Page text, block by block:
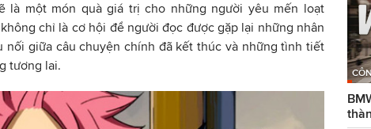
là một món quà giá trị cho những người yêu mến loạt
chỉ là cơ hội để người đọc được gặp lại những nhân
nối giữa câu chuyện chính đã kết thúc và những tình tiết
tương lai.